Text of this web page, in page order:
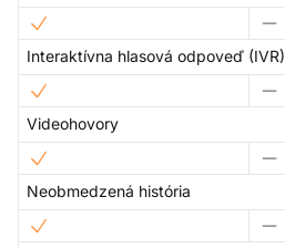
Interaktívna hlasová odpoveď (IVR)
Videohovory
Neobmedzená história